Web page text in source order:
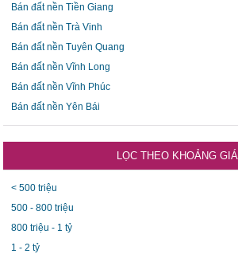
Bán đất nền Tiền Giang
Bán đất nền Trà Vinh
Bán đất nền Tuyên Quang
Bán đất nền Vĩnh Long
Bán đất nền Vĩnh Phúc
Bán đất nền Yên Bái
LỌC THEO KHOẢNG GIÁ
< 500 triệu
500 - 800 triệu
800 triệu - 1 tỷ
1 - 2 tỷ